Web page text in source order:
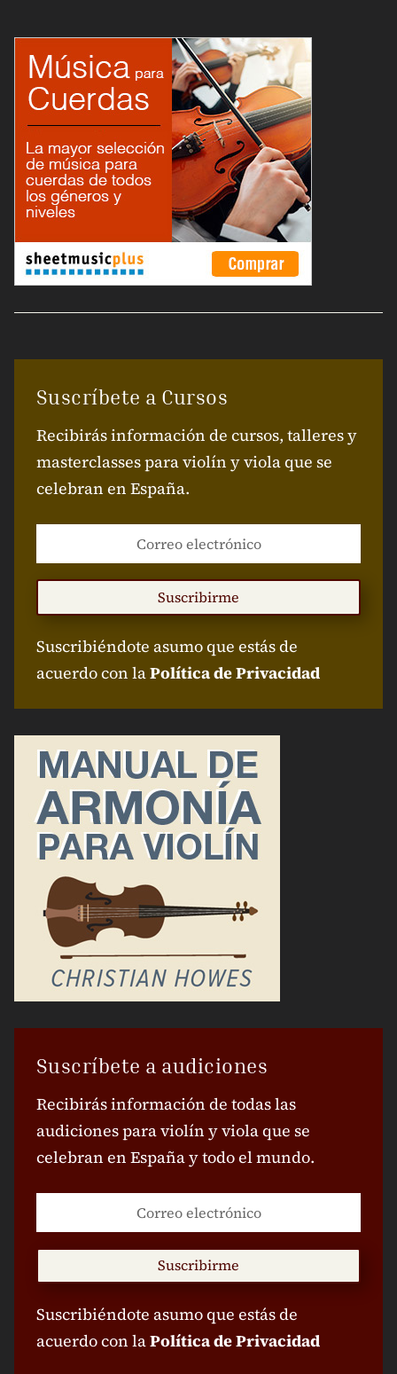
Suscríbete a Cursos
Recibirás información de cursos, talleres y
masterclasses para violín y viola que se
celebran en España.
Suscribirme
Suscribiéndote asumo que estás de
acuerdo con laPolítica de Privacidad
Suscríbete a audiciones
Recibirás información de todas las
audiciones para violín y viola que se
celebran en España y todo el mundo.
Suscribirme
Suscribiéndote asumo que estás de
acuerdo con laPolítica de Privacidad